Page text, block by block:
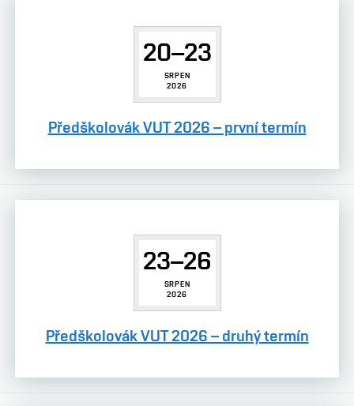
20–23
SRPEN
2026
Předškolovák VUT 2026 – první termín
23–26
SRPEN
2026
Předškolovák VUT 2026 – druhý termín